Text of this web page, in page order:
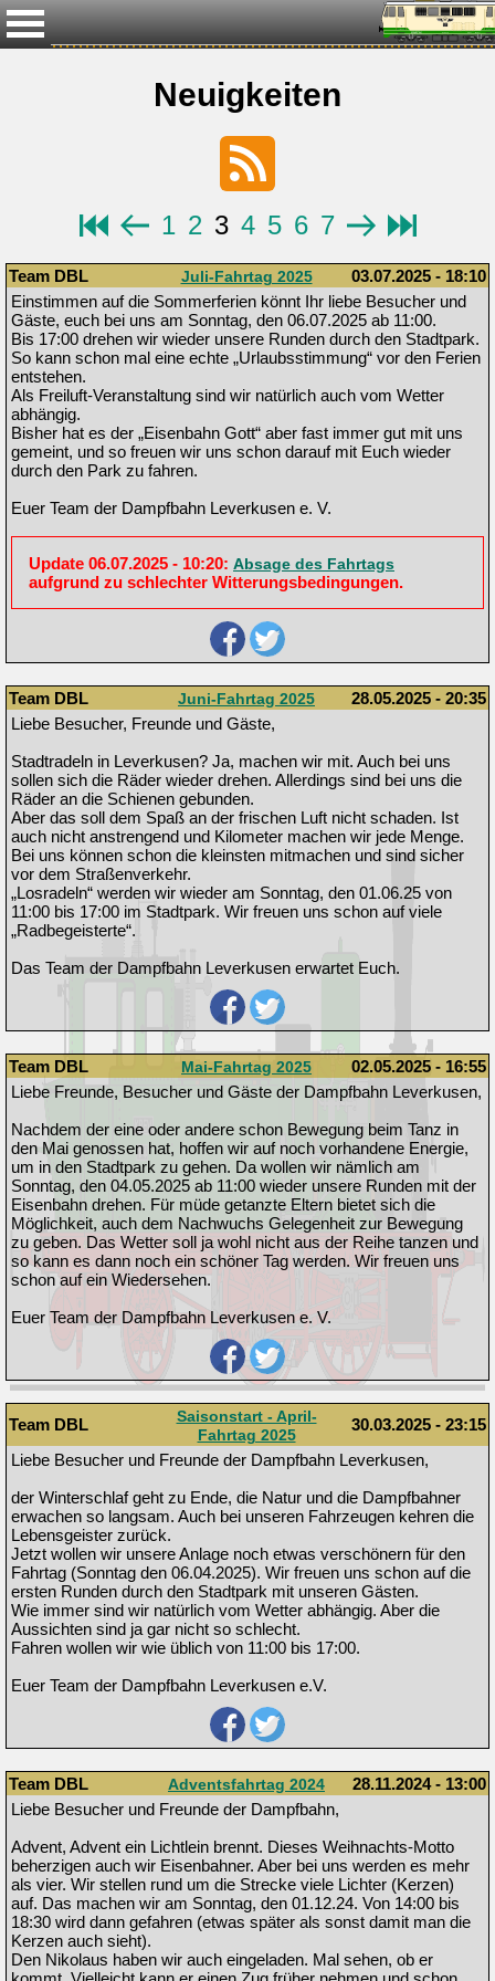
Neuigkeiten
1 2 3 4 5 6 7
Team DBL Juli-Fahrtag 2025
03.07.2025 - 18:10
Einstimmen auf die Sommerferien könnt Ihr liebe Besucher und
Gäste, euch bei uns am Sonntag, den 06.07.2025 ab 11:00.
Bis 17:00 drehen wir wieder unsere Runden durch den Stadtpark.
So kann schon mal eine echte „Urlaubsstimmung“ vor den Ferien
entstehen.
Als Freiluft-Veranstaltung sind wir natürlich auch vom Wetter
abhängig.
Bisher hat es der „Eisenbahn Gott“ aber fast immer gut mit uns
gemeint, und so freuen wir uns schon darauf mit Euch wieder
durch den Park zu fahren.
Euer Team der Dampfbahn Leverkusen e. V.
Update 06.07.2025 - 10:20: Absage des Fahrtags
aufgrund zu schlechter Witterungsbedingungen.
Team DBL Juni-Fahrtag 2025
28.05.2025 - 20:35
Liebe Besucher, Freunde und Gäste,
Stadtradeln in Leverkusen? Ja, machen wir mit. Auch bei uns
sollen sich die Räder wieder drehen. Allerdings sind bei uns die
Räder an die Schienen gebunden.
Aber das soll dem Spaß an der frischen Luft nicht schaden. Ist
auch nicht anstrengend und Kilometer machen wir jede Menge.
Bei uns können schon die kleinsten mitmachen und sind sicher
vor dem Straßenverkehr.
„Losradeln“ werden wir wieder am Sonntag, den 01.06.25 von
11:00 bis 17:00 im Stadtpark. Wir freuen uns schon auf viele
„Radbegeisterte“.
Das Team der Dampfbahn Leverkusen erwartet Euch.
Team DBL Mai-Fahrtag 2025
02.05.2025 - 16:55
Liebe Freunde, Besucher und Gäste der Dampfbahn Leverkusen,
Nachdem der eine oder andere schon Bewegung beim Tanz in
den Mai genossen hat, hoffen wir auf noch vorhandene Energie,
um in den Stadtpark zu gehen. Da wollen wir nämlich am
Sonntag, den 04.05.2025 ab 11:00 wieder unsere Runden mit der
Eisenbahn drehen. Für müde getanzte Eltern bietet sich die
Möglichkeit, auch dem Nachwuchs Gelegenheit zur Bewegung
zu geben. Das Wetter soll ja wohl nicht aus der Reihe tanzen und
so kann es dann noch ein schöner Tag werden. Wir freuen uns
schon auf ein Wiedersehen.
Euer Team der Dampfbahn Leverkusen e. V.
Team DBL
Saisonstart - April-
Fahrtag 2025
30.03.2025 - 23:15
Liebe Besucher und Freunde der Dampfbahn Leverkusen,
der Winterschlaf geht zu Ende, die Natur und die Dampfbahner
erwachen so langsam. Auch bei unseren Fahrzeugen kehren die
Lebensgeister zurück.
Jetzt wollen wir unsere Anlage noch etwas verschönern für den
Fahrtag (Sonntag den 06.04.2025). Wir freuen uns schon auf die
ersten Runden durch den Stadtpark mit unseren Gästen.
Wie immer sind wir natürlich vom Wetter abhängig. Aber die
Aussichten sind ja gar nicht so schlecht.
Fahren wollen wir wie üblich von 11:00 bis 17:00.
Euer Team der Dampfbahn Leverkusen e.V.
Team DBL Adventsfahrtag 2024
28.11.2024 - 13:00
Liebe Besucher und Freunde der Dampfbahn,
Advent, Advent ein Lichtlein brennt. Dieses Weihnachts-Motto
beherzigen auch wir Eisenbahner. Aber bei uns werden es mehr
als vier. Wir stellen rund um die Strecke viele Lichter (Kerzen)
auf. Das machen wir am Sonntag, den 01.12.24. Von 14:00 bis
18:30 wird dann gefahren (etwas später als sonst damit man die
Kerzen auch sieht).
Den Nikolaus haben wir auch eingeladen. Mal sehen, ob er